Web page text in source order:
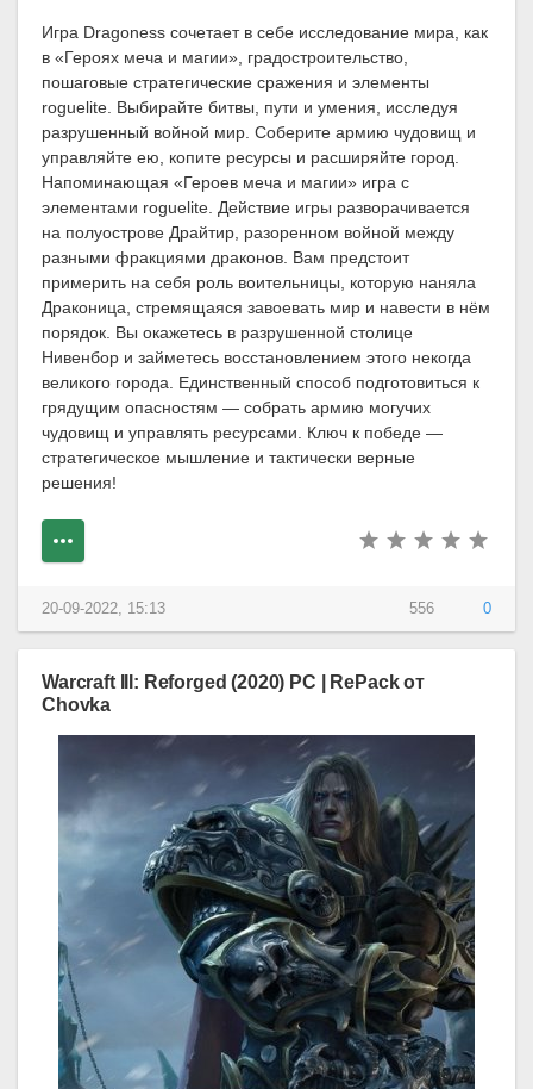
Игра Dragoness сочетает в себе исследование мира, как
в «Героях меча и магии», градостроительство,
пошаговые стратегические сражения и элементы
roguelite. Выбирайте битвы, пути и умения, исследуя
разрушенный войной мир. Соберите армию чудовищ и
управляйте ею, копите ресурсы и расширяйте город.
Напоминающая «Героев меча и магии» игра с
элементами roguelite. Действие игры разворачивается
на полуострове Драйтир, разоренном войной между
разными фракциями драконов. Вам предстоит
примерить на себя роль воительницы, которую наняла
Драконица, стремящаяся завоевать мир и навести в нём
порядок. Вы окажетесь в разрушенной столице
Нивенбор и займетесь восстановлением этого некогда
великого города. Единственный способ подготовиться к
грядущим опасностям — собрать армию могучих
чудовищ и управлять ресурсами. Ключ к победе —
стратегическое мышление и тактически верные
решения!
556 0
20-09-2022, 15:13
Warcraft III: Reforged (2020) PC | RePack от
Chovka